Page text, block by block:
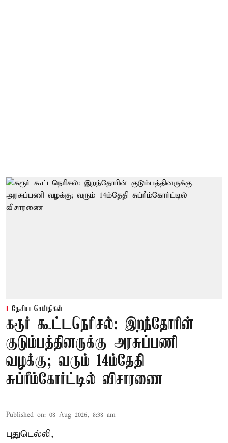
தேசிய செய்திகள்
கரூர் கூட்டநெரிசல்: இறந்தோரின்
குடும்பத்தினருக்கு அரசுப்பணி
வழக்கு; வரும் 14ம்தேதி
சுப்ரீம்கோர்ட்டில் விசாரணை
Published on: 08 Aug 2026, 8:38 am
புதுடெல்லி,